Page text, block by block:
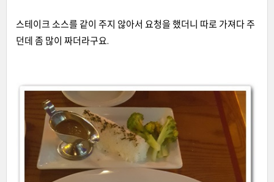
스테이크 소스를 같이 주지 않아서 요청을 했더니 따로 가져다 주
던데 좀 많이 짜더라구요.